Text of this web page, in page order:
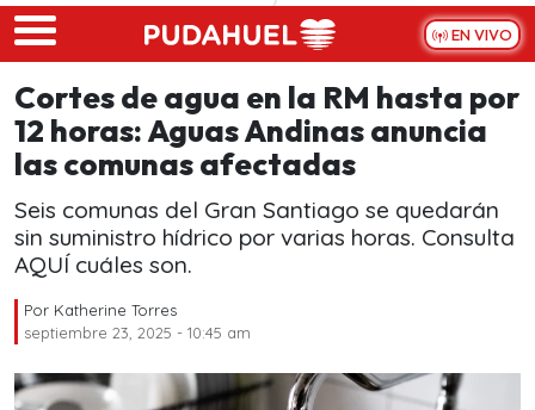
Skip to main content
EN VIVO
Cortes de agua en la RM hasta por
12 horas: Aguas Andinas anuncia
las comunas afectadas
Seis comunas del Gran Santiago se quedarán
sin suministro hídrico por varias horas. Consulta
AQUÍ cuáles son.
Por Katherine Torres
septiembre 23, 2025 - 10:45 am